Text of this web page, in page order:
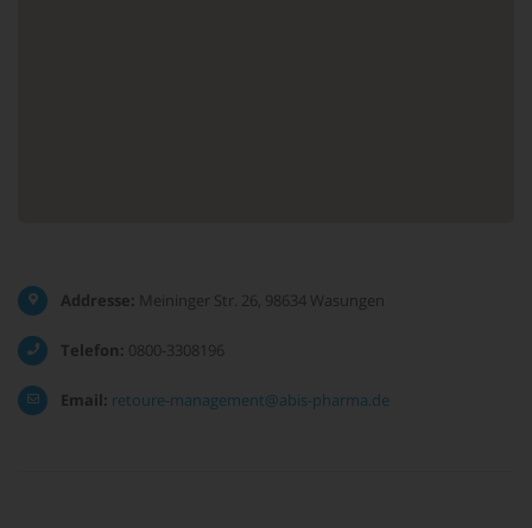
Addresse: Meininger Str. 26, 98634 Wasungen
Telefon: 0800-3308196
Email: retoure-management@abis-pharma.de